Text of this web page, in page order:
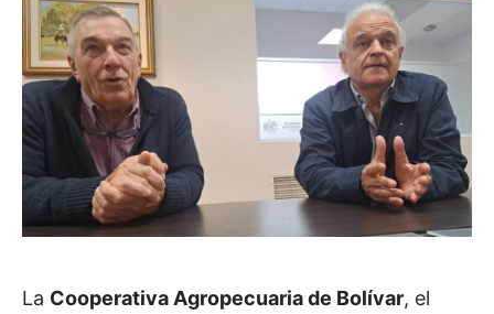
La Cooperativa Agropecuaria de Bolívar, el